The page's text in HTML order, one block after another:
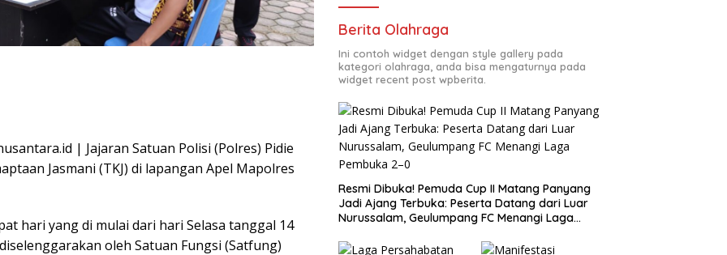
| Jajaran Satuan Polisi (Polres) Pidie
Jasmani (TKJ) di lapangan Apel Mapolres
hari yang di mulai dari hari Selasa tanggal 14
oleh Satuan Fungsi (Satfung)
Berita Olahraga
Ini contoh widget dengan style gallery pada
kategori olahraga, anda bisa mengaturnya pada
widget recent post wpberita.
Resmi Dibuka! Pemuda Cup II Matang Panyang
Jadi Ajang Terbuka: Peserta Datang dari Luar
Nurussalam, Geulumpang FC Menangi Laga